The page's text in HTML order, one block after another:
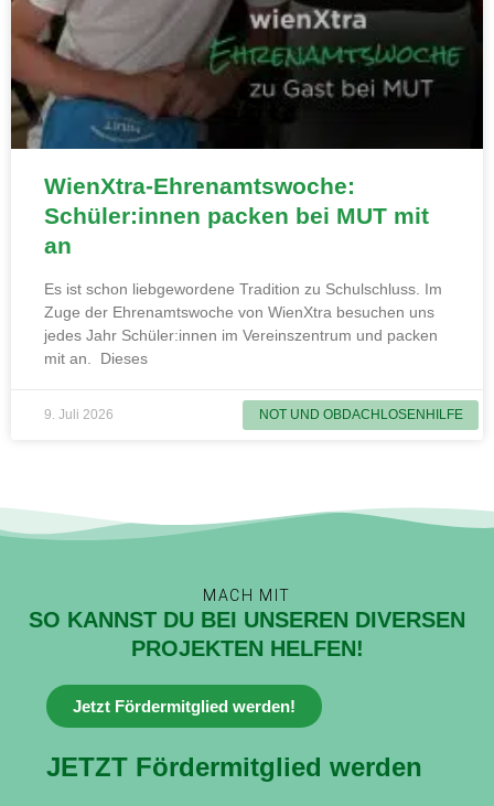
NOT UND OBDACHLOSENHILFE
WienXtra-Ehrenamtswoche:
Schüler:innen packen bei MUT mit
an
Es ist schon liebgewordene Tradition zu Schulschluss. Im
Zuge der Ehrenamtswoche von WienXtra besuchen uns
jedes Jahr Schüler:innen im Vereinszentrum und packen
mit an. Dieses
9. Juli 2026
MACH MIT
SO KANNST DU BEI UNSEREN DIVERSEN
PROJEKTEN HELFEN!
Jetzt Fördermitglied werden!
JETZT Fördermitglied werden